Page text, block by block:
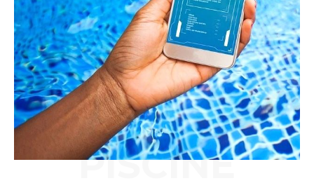
PISCINE